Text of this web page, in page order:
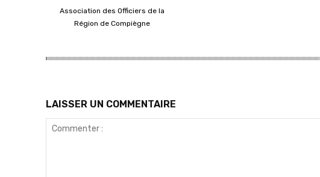
Association des Officiers de la
Région de Compiègne
LAISSER UN COMMENTAIRE